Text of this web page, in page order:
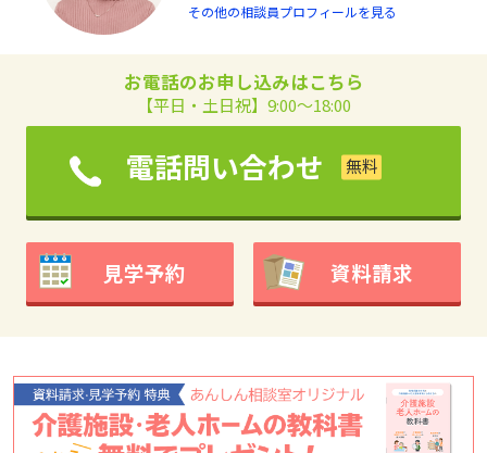
その他の相談員プロフィールを見る
お電話のお申し込みはこちら
【平日・土日祝】9:00～18:00
電話問い合わせ
見学予約 資料請求